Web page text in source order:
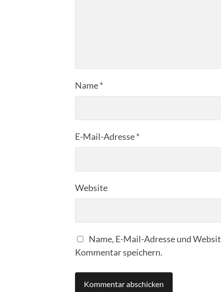
Name*
E-Mail-Adresse*
Website
Name, E-Mail-Adresse und
Kommentar speichern.